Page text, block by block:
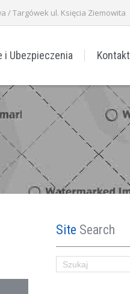
/ Targówek ul. Księcia Ziemowita
i Ubezpieczenia Kontakt
Site Search